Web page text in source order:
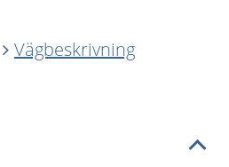
Vägbeskrivning